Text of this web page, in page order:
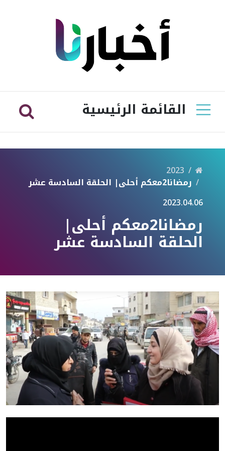
القائمة الرئيسية
2023
رمضانا2معكم أحلى| الحلقة السادسة عشر
2023.04.06
رمضانا2معكم أحلى|
الحلقة السادسة عشر